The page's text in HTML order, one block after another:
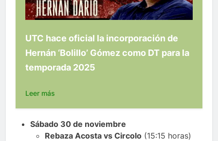
UTC hace oficial la incorporación de
Hernán ‘Bolillo’ Gómez como DT para la
temporada 2025
Leer más
Sábado 30 de noviembre
Rebaza Acosta vs Circolo (15:15 horas)